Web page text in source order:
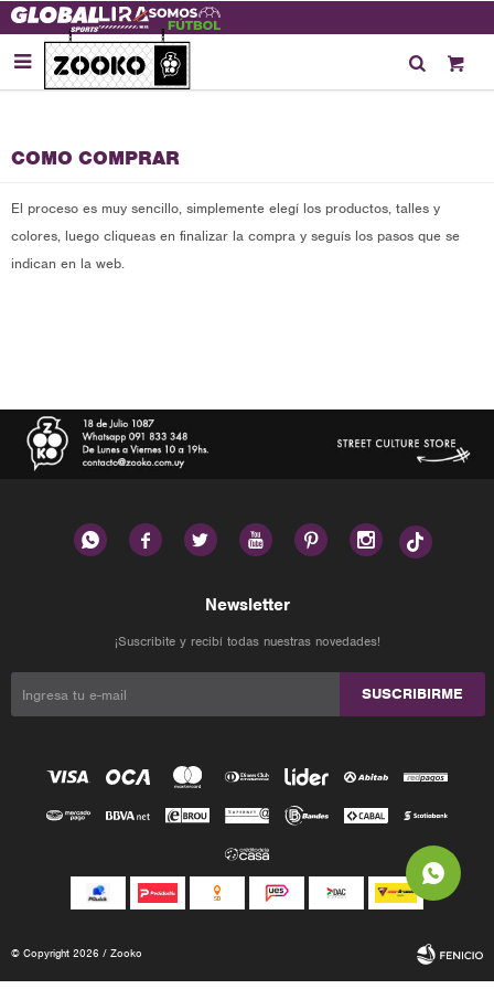

COMO COMPRAR
El proceso es muy sencillo, simplemente elegí los productos, talles y
colores, luego cliqueas en finalizar la compra y seguís los pasos que se
indican en la web.
     
Newsletter
¡Suscribite y recibí todas nuestras novedades!
SUSCRIBIRME
© Copyright 2026 / Zooko